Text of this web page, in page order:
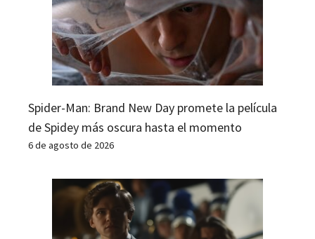
Spider-Man: Brand New Day promete la película
de Spidey más oscura hasta el momento
6 de agosto de 2026